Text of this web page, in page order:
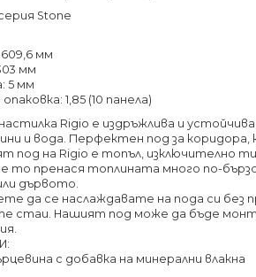
Stone
мм
мм
5 мм
1,85 (10 панела)
Rigio е издръжлива и
и вода. Перфектен под за коридора,
под на Rigio е топъл, изключително
то пренася топлината много по-
дървото.
да се наслаждавате на пода си без
стаи. Нашият под може да бъде
с добавка на минерални влакна